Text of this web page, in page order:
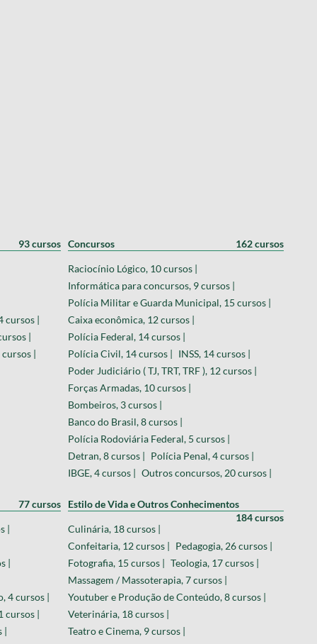
93 cursos
cursos |
|
|
Concursos 162 cursos
Raciocínio Lógico, 10 cursos |
Informática para concursos, 9 cursos |
Polícia Militar e Guarda Municipal, 15 cursos |
Caixa econômica, 12 cursos |
Polícia Federal, 14 cursos |
Polícia Civil, 14 cursos | INSS, 14 cursos |
Poder Judiciário ( TJ, TRT, TRF ), 12 cursos |
Forças Armadas, 10 cursos |
Bombeiros, 3 cursos |
Banco do Brasil, 8 cursos |
Polícia Rodoviária Federal, 5 cursos |
Detran, 8 cursos | Polícia Penal, 4 cursos |
IBGE, 4 cursos | Outros concursos, 20 cursos |
77 cursos
|
|
4 cursos |
cursos |
|
Estilo de Vida e Outros Conhecimentos
184 cursos
Culinária, 18 cursos |
Confeitaria, 12 cursos | Pedagogia, 26 cursos |
Fotografia, 15 cursos | Teologia, 17 cursos |
Massagem / Massoterapia, 7 cursos |
Youtuber e Produção de Conteúdo, 8 cursos |
Veterinária, 18 cursos |
Teatro e Cinema, 9 cursos |